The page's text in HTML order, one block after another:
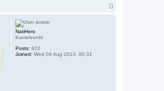
NatiHero
Kameleontti
Posts: 822
Joined: Wed 04 Aug 2010, 00:31